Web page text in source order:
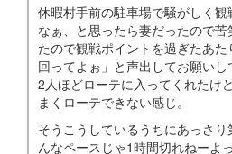
休暇村手前の駐車場で騒がしく
なぁ、と思ったら妻だったので
たので観戦ポイントを過ぎたあ
回ってよぉ」と声出してお願い
2人ほどローテに入ってくれたけ
まくローテできない感じ。
そうこうしているうちにあっさ
んなペースじゃ1時間切れねーよ